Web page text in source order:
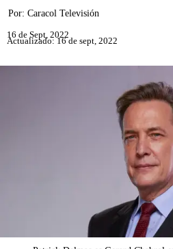
Por: Caracol Televisión
16 de Sept, 2022
Actualizado: 16 de sept, 2022